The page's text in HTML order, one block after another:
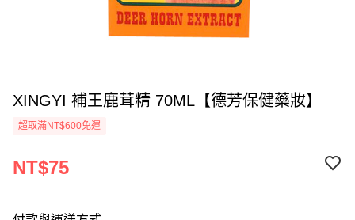
XINGYI 補王鹿茸精 70ML【德芳保健藥妝】
超取滿NT$600免運
NT$75